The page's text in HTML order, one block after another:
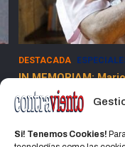
Si! Tenemos Cookies!
DESTACADA
Los Dolores de la
13 marzo, 2025